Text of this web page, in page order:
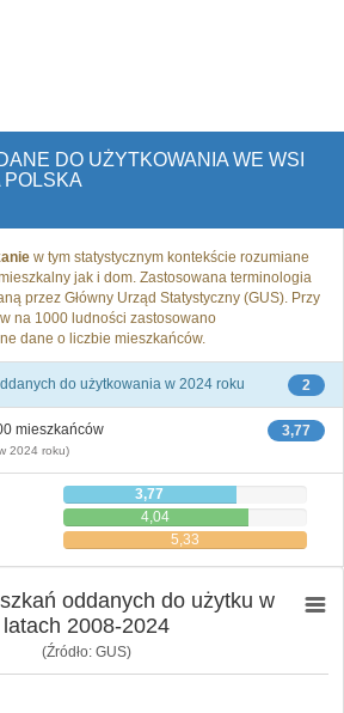
DO UŻYTKOWANIA WE WSI
w tym statystycznym kontekście rozumiane
jak i dom. Zastosowana terminologia
przez Główny Urząd Statystyczny (GUS). Przy
na 1000 ludności zastosowano
dane o liczbie mieszkańców.
2
do użytkowania w 2024 roku
3,77
mieszkańców
2024 roku)
3,77
4,04
5,33
oddanych do użytku w
latach 2008-2024
(Źródło: GUS)